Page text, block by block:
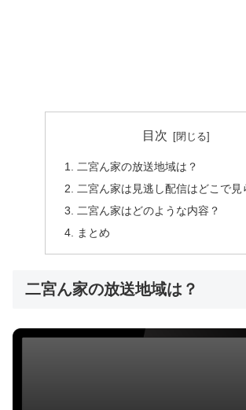
目次
二宮ん家の放送地域は？
二宮ん家は見逃し配信はどこで見
二宮ん家はどのような内容？
まとめ
二宮ん家の放送地域は？